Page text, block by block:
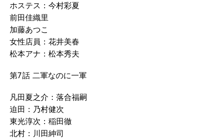
ホステス：今村彩夏
前田佳織里
加藤あつこ
女性店員：花井美春
松本アナ：松本秀夫
第7話 二軍なのに一軍
凡田夏之介：落合福嗣
迫田：乃村健次
東光淳次：稲田徹
北村：川田紳司